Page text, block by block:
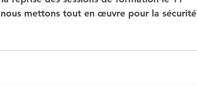
mettons tout en œuvre pour la sécurité